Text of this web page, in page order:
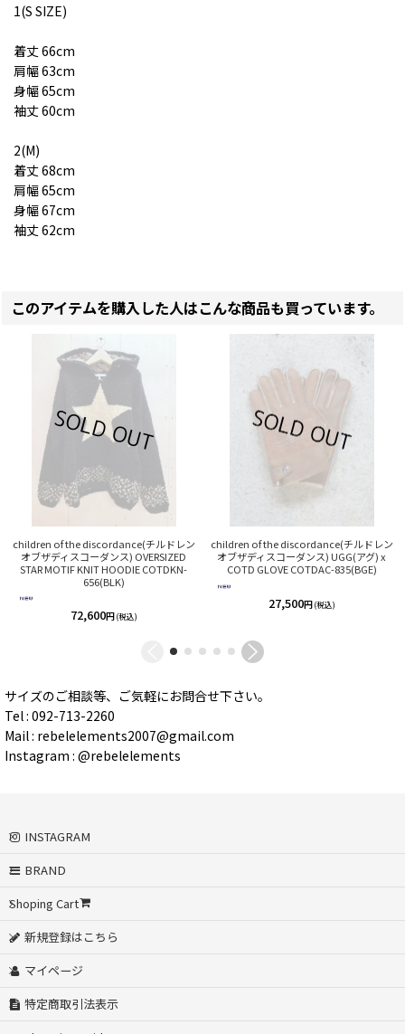
1(S SIZE)
着丈 66cm
肩幅 63cm
身幅 65cm
袖丈 60cm
2(M)
着丈 68cm
肩幅 65cm
身幅 67cm
袖丈 62cm
このアイテムを購入した人はこんな商品も買っています。
children of the discordance(チルドレン
オブザディスコーダンス) OVERSIZED
STAR MOTIF KNIT HOODIE COTDKN-
656(BLK)
72,600円 (税込)
children of the discordance(チルドレン
オブザディスコーダンス) UGG(アグ) x
COTD GLOVE COTDAC-835(BGE)
27,500円 (税込)
サイズのご相談等、ご気軽にお問合せ下さい。
Tel : 092-713-2260
Mail : rebelelements2007@gmail.com
Instagram : @rebelelements
INSTAGRAM
BRAND
Shoping Cart
新規登録はこちら
マイページ
特定商取引法表示